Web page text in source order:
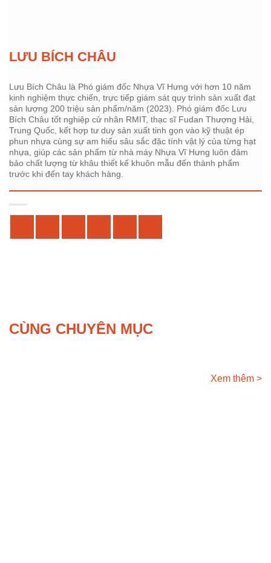
LƯU BÍCH CHÂU
Lưu Bích Châu là Phó giám đốc Nhựa Vĩ Hưng với hơn 10 năm
kinh nghiệm thực chiến, trực tiếp giám sát quy trình sản xuất đạt
sản lượng 200 triệu sản phẩm/năm (2023). Phó giám đốc Lưu
Bích Châu tốt nghiệp cử nhân RMIT, thạc sĩ Fudan Thượng Hải,
Trung Quốc, kết hợp tư duy sản xuất tinh gọn vào kỹ thuật ép
phun nhựa cùng sự am hiểu sâu sắc đặc tính vật lý của từng hạt
nhựa, giúp các sản phẩm từ nhà máy Nhựa Vĩ Hưng luôn đảm
bảo chất lượng từ khâu thiết kế khuôn mẫu đến thành phẩm
trước khi đến tay khách hàng.
CÙNG CHUYÊN MỤC
Xem thêm >